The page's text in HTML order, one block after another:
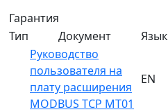
Гарантия
Тип
Документ Язык
Руководство
пользователя на
плату расширения
MODBUS TCP MT01
EN